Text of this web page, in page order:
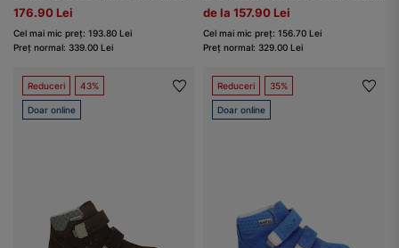
176.90 Lei
Cel mai mic preț: 193.80 Lei
Preț normal: 339.00 Lei
de la 157.90 Lei
Cel mai mic preț: 156.70 Lei
Preț normal: 329.00 Lei
Reduceri 43%
Doar online
Reduceri 35%
Doar online